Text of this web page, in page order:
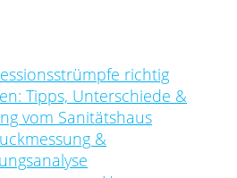
richtig
Tipps, Unterschiede &
vom Sanitätshaus
&